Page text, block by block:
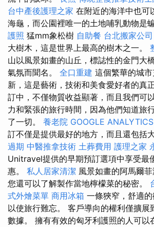
台中產後護理之家 在附近的海洋中也可
海龜，而公園裡唯一的土地哺乳動物是
護照 猛mm象松樹 自助餐 台北搬家公司
大樹木，這是世界上最高的樹木之一。
山以風景如畫的山丘，標誌性的金門大
氣氛而聞名。 全口重建 這個繁華的城
新，這是藝術，技術和美食愛好者的真
訂中，不僅物質收益顯著，而且我們可
力和緊張的旅行時間，因為他們知道旅
了一切。 養老院 GOOGLE ANALYTICS
訂不僅是提供最好的地方，而且還包括
過期 中醫推拿技術 土葬費用 護理之家
Unitravel提供的早期預訂選項中享受最
惠。 私人居家清潔 風景如畫的阿馬爾菲
您還可以了解製作當地檸檬菜的秘密。
式外燴菜單 商用冰箱 一條狹窄，舒適
以使旅行難忘。 客戶導向的權利僅擴展
數據。 擁有有效的匈牙利護照的人可以